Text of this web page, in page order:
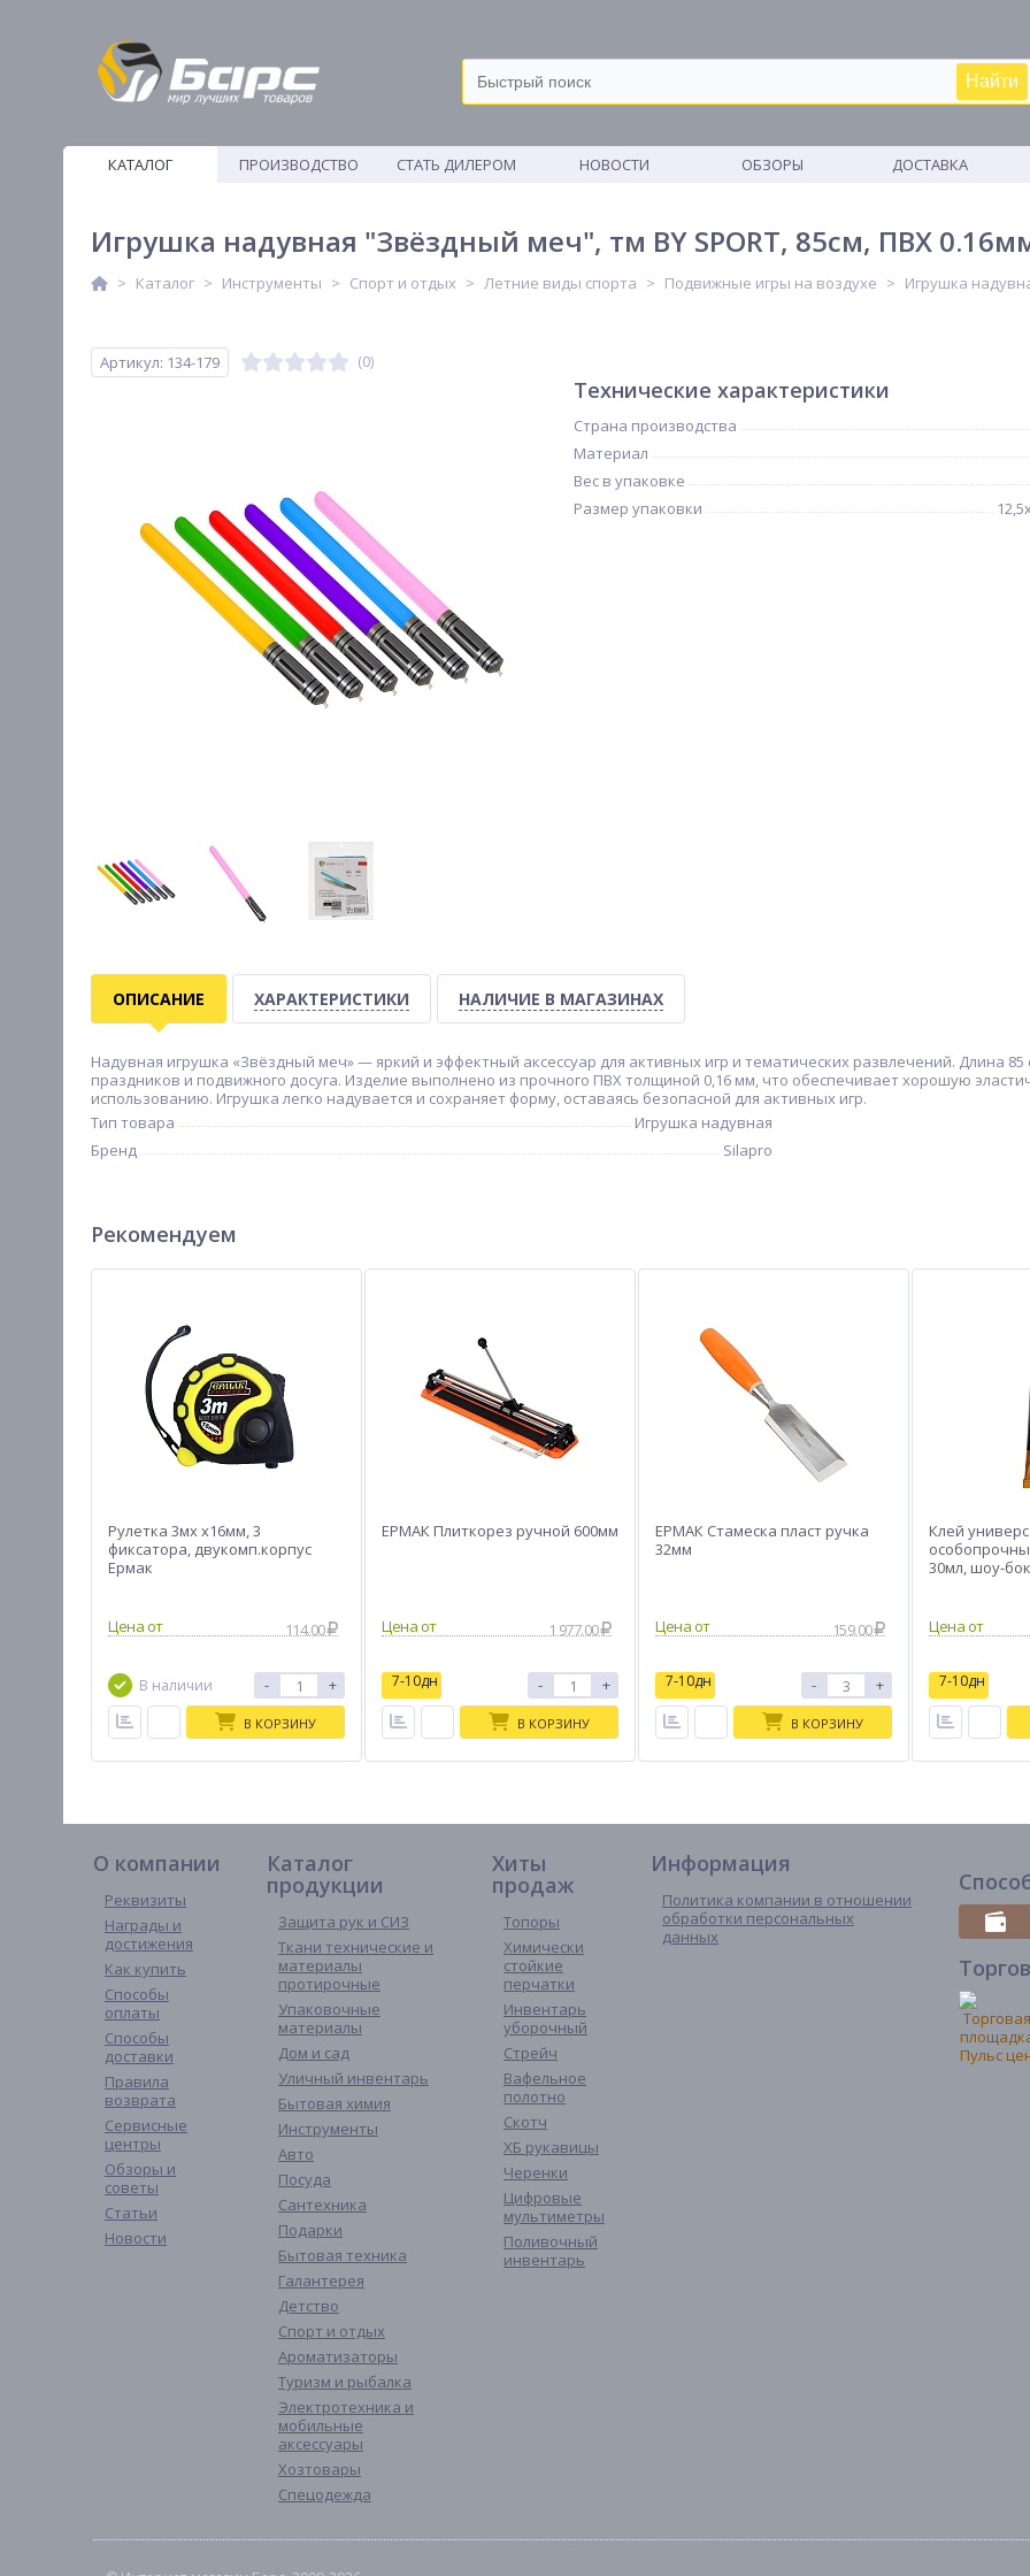
Найти
КАТАЛОГ
ПРОИЗВОДСТВО
СТАТЬ ДИЛЕРОМ НОВОСТИ ОБЗОРЫ ДОСТАВКА
Игрушка надувная "Звёздный меч", тм BY SPORT, 85см, ПВХ
Каталог Инструменты Спорт и отдых Летние виды спорта Подвижные игры на воздухе Игрушка
Артикул: 134-179 (0)
Технические характеристики
Страна производства
Материал
Вес в упаковке
Размер упаковки
ОПИСАНИЕ ХАРАКТЕРИСТИКИ НАЛИЧИЕ В МАГАЗИНАХ
Надувная игрушка «Звёздный меч» — яркий и эффектный аксессуар для активных игр и тематических развлечений. Длина
праздников и подвижного досуга. Изделие выполнено из прочного ПВХ толщиной 0,16 мм, что обеспечивает хорошую
использованию. Игрушка легко надувается и сохраняет форму, оставаясь безопасной для активных игр.
Тип товара
Игрушка надувная
Бренд
Silapro
Рекомендуем
Рулетка 3мх х16мм, 3
фиксатора, двукомп.корпус
Ермак
114.00
В наличии - +
В КОРЗИНУ
ЕРМАК Плиткорез ручной 600мм
1 977.00
7-10дн - +
В КОРЗИНУ
ЕРМАК Стамеска пласт ручка
32мм
159.00
7-10дн - +
В КОРЗИНУ
Клей
30мл, шоу-
7-10дн
О компании
Реквизиты
Награды и
достижения
Как купить
Способы
оплаты
Способы
доставки
Правила
возврата
Сервисные
центры
Обзоры и
советы
Статьи
Новости
Каталог
продукции
Защита рук и СИЗ
Ткани технические и
материалы
протирочные
Упаковочные
материалы
Дом и сад
Уличный инвентарь
Бытовая химия
Инструменты
Авто
Посуда
Сантехника
Подарки
Бытовая техника
Галантерея
Детство
Спорт и отдых
Ароматизаторы
Туризм и рыбалка
Электротехника и
мобильные
аксессуары
Хозтовары
Спецодежда
Хиты
продаж
Топоры
Химически
стойкие
перчатки
Инвентарь
уборочный
Стрейч
Вафельное
полотно
Скотч
ХБ рукавицы
Черенки
Цифровые
мультиметры
Поливочный
инвентарь
Информация
Политика компании в отношении
обработки персональных
данных